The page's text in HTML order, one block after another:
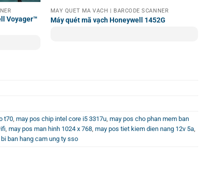
Voyager™
MÁY QUÉT MÃ VẠCH | BARCODE SCANNER
Máy quét mã vạch Honeywell 1452G
t70 may pos chip intel core i5 3317u may pos cho phan mem ban
may pos man hinh 1024 x 768 may pos tiet kiem dien nang 12v 5a
ban hang cam ung ty sso